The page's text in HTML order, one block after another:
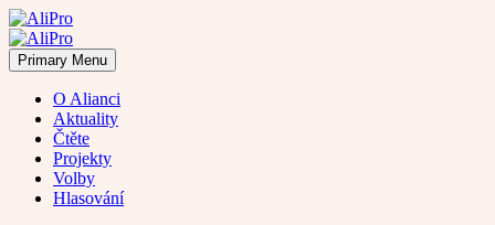
Skip
to
content
Primary Menu
O Alianci
Aktuality
Čtěte
Projekty
Volby
Hlasování